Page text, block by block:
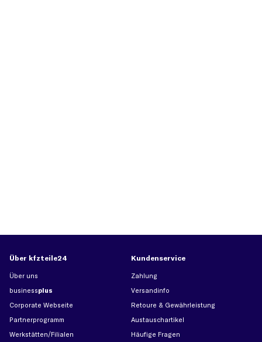
Über kfzteile24
Über uns
businessplus
Corporate Webseite
Partnerprogramm
Werkstätten/Filialen
Kundenservice
Zahlung
Versandinfo
Retoure & Gewährleistung
Austauschartikel
Häufige Fragen